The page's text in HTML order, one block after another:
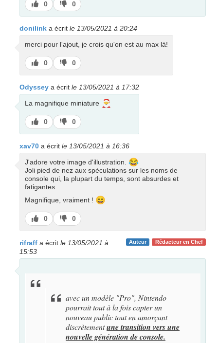
J’aime
0
J’aime
pas
0
donilink a écrit le 13/05/2021 à 20:24
merci pour l'ajout, je crois qu'on est au max là!
J’aime
0
J’aime
pas
0
Odyssey a écrit le 13/05/2021 à 17:32
La magnifique miniature 🎅
J’aime
0
J’aime
pas
0
xav70 a écrit le 13/05/2021 à 16:36
J'adore votre image d'illustration. 😂
Joli pied de nez aux spéculations sur les noms de
console qui, la plupart du temps, sont absurdes et
fatigantes.
Magnifique, vraiment ! 😄
J’aime
0
J’aime
pas
0
Rédacteur en Chef
Auteur
rifraff a écrit le 13/05/2021 à
15:53
avec un modèle "Pro", Nintendo
pourrait tout à la fois capter un
nouveau public tout en amorçant
discrètementune transition vers une
nouvelle génération de console.